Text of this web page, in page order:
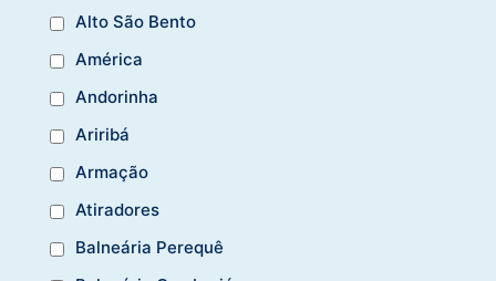
Alto São Bento
América
Andorinha
Ariribá
Armação
Atiradores
Balneária Perequê